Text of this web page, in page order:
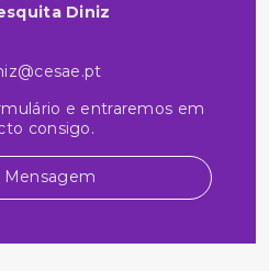
Diniz
e entraremos em
consigo.
Mensagem